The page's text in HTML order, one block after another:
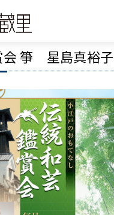
会 箏 星島真裕子